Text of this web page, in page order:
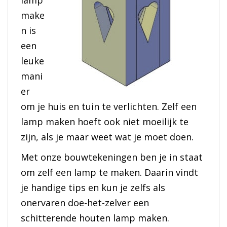
make
n is
een
leuke
mani
er
om je huis en tuin te verlichten. Zelf een
lamp maken hoeft ook niet moeilijk te
zijn, als je maar weet wat je moet doen.
Met onze bouwtekeningen ben je in staat
om zelf een lamp te maken. Daarin vindt
je handige tips en kun je zelfs als
onervaren doe-het-zelver een
schitterende houten lamp maken.